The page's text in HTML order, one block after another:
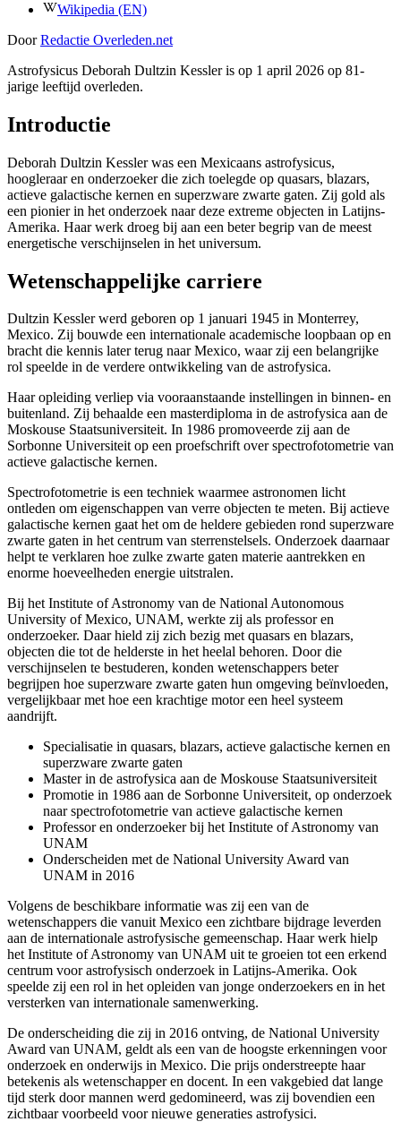
Wikipedia (EN)
Door Redactie Overleden.net
Astrofysicus Deborah Dultzin Kessler is op 1 april 2026 op 81-
jarige leeftijd overleden.
Introductie
Deborah Dultzin Kessler was een Mexicaans astrofysicus,
hoogleraar en onderzoeker die zich toelegde op quasars, blazars,
actieve galactische kernen en superzware zwarte gaten. Zij gold als
een pionier in het onderzoek naar deze extreme objecten in Latijns-
Amerika. Haar werk droeg bij aan een beter begrip van de meest
energetische verschijnselen in het universum.
Wetenschappelijke carriere
Dultzin Kessler werd geboren op 1 januari 1945 in Monterrey,
Mexico. Zij bouwde een internationale academische loopbaan op en
bracht die kennis later terug naar Mexico, waar zij een belangrijke
rol speelde in de verdere ontwikkeling van de astrofysica.
Haar opleiding verliep via vooraanstaande instellingen in binnen- en
buitenland. Zij behaalde een masterdiploma in de astrofysica aan de
Moskouse Staatsuniversiteit. In 1986 promoveerde zij aan de
Sorbonne Universiteit op een proefschrift over spectrofotometrie van
actieve galactische kernen.
Spectrofotometrie is een techniek waarmee astronomen licht
ontleden om eigenschappen van verre objecten te meten. Bij actieve
galactische kernen gaat het om de heldere gebieden rond superzware
zwarte gaten in het centrum van sterrenstelsels. Onderzoek daarnaar
helpt te verklaren hoe zulke zwarte gaten materie aantrekken en
enorme hoeveelheden energie uitstralen.
Bij het Institute of Astronomy van de National Autonomous
University of Mexico, UNAM, werkte zij als professor en
onderzoeker. Daar hield zij zich bezig met quasars en blazars,
objecten die tot de helderste in het heelal behoren. Door die
verschijnselen te bestuderen, konden wetenschappers beter
begrijpen hoe superzware zwarte gaten hun omgeving beïnvloeden,
vergelijkbaar met hoe een krachtige motor een heel systeem
aandrijft.
Specialisatie in quasars, blazars, actieve galactische kernen en
superzware zwarte gaten
Master in de astrofysica aan de Moskouse Staatsuniversiteit
Promotie in 1986 aan de Sorbonne Universiteit, op onderzoek
naar spectrofotometrie van actieve galactische kernen
Professor en onderzoeker bij het Institute of Astronomy van
UNAM
Onderscheiden met de National University Award van
UNAM in 2016
Volgens de beschikbare informatie was zij een van de
wetenschappers die vanuit Mexico een zichtbare bijdrage leverden
aan de internationale astrofysische gemeenschap. Haar werk hielp
het Institute of Astronomy van UNAM uit te groeien tot een erkend
centrum voor astrofysisch onderzoek in Latijns-Amerika. Ook
speelde zij een rol in het opleiden van jonge onderzoekers en in het
versterken van internationale samenwerking.
De onderscheiding die zij in 2016 ontving, de National University
Award van UNAM, geldt als een van de hoogste erkenningen voor
onderzoek en onderwijs in Mexico. Die prijs onderstreepte haar
betekenis als wetenschapper en docent. In een vakgebied dat lange
tijd sterk door mannen werd gedomineerd, was zij bovendien een
zichtbaar voorbeeld voor nieuwe generaties astrofysici.